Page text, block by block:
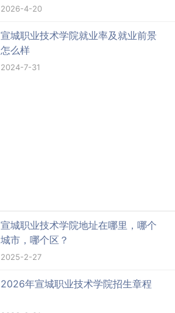
2026-4-20
宣城职业技术学院就业率及就业前景
怎么样
2024-7-31
宣城职业技术学院地址在哪里，哪个
城市，哪个区？
2025-2-27
2026年宣城职业技术学院招生章程